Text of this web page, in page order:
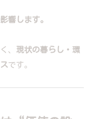
響します。
、 現状の暮らし・環
です。